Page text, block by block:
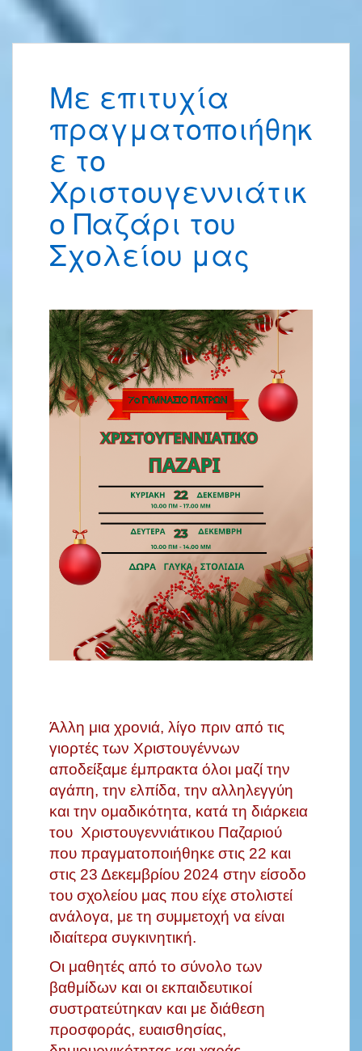
Με επιτυχία
πραγματοποιήθηκ
ε το
Χριστουγεννιάτικ
ο Παζάρι του
Σχολείου μας
Άλλη μια χρονιά, λίγο πριν από τις
γιορτές των Χριστουγέννων
αποδείξαμε έμπρακτα όλοι μαζί την
αγάπη, την ελπίδα, την αλληλεγγύη
και την ομαδικότητα, κατά τη διάρκεια
του Χριστουγεννιάτικου Παζαριού
που πραγματοποιήθηκε στις 22 και
στις 23 Δεκεμβρίου 2024 στην είσοδο
του σχολείου μας που είχε στολιστεί
ανάλογα, με τη συμμετοχή να είναι
ιδιαίτερα συγκινητική.
Οι μαθητές από το σύνολο των
βαθμίδων και οι εκπαιδευτικοί
συστρατεύτηκαν και με διάθεση
προσφοράς, ευαισθησίας,